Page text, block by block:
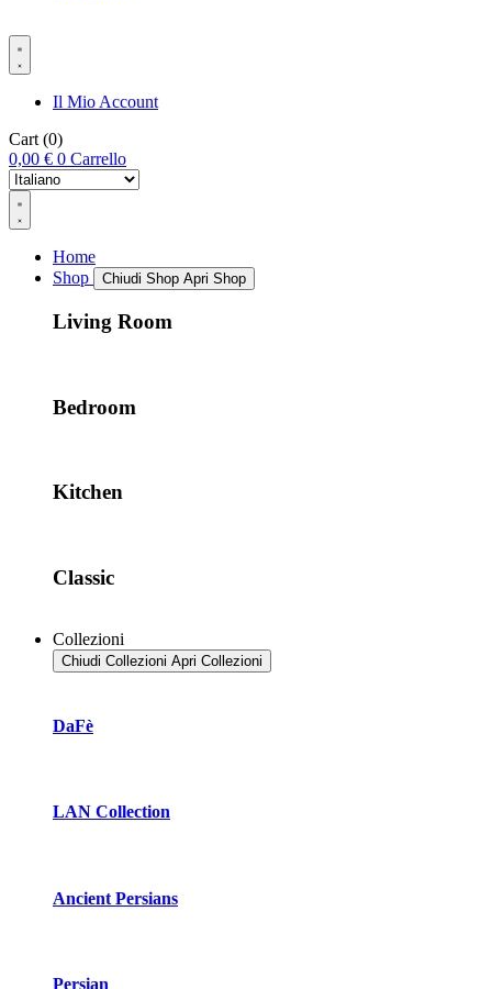
Il Mio Account
Cart (0)
0,00 € 0 Carrello
Home
Shop
Chiudi Shop Apri Shop
Living Room
Bedroom
Kitchen
Classic
Collezioni
Chiudi Collezioni Apri Collezioni
DaFè
LAN Collection
Ancient Persians
Persian